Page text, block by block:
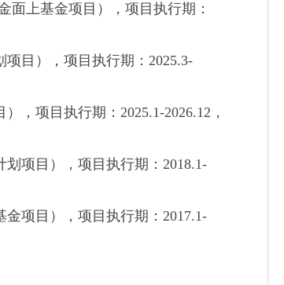
面上基金项目），项目执行期：
目），项目执行期：2025.3-
，项目执行期：2025.1-2026.12，
项目），项目执行期：2018.1-
项目），项目执行期：2017.1-